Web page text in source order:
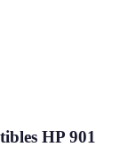
HP 901